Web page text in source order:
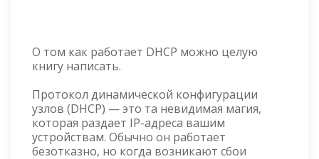
О том как работает DHCP можно целую
книгу написать.
Протокол динамической конфигурации
узлов (DHCP) — это та невидимая магия,
которая раздает IP-адреса вашим
устройствам. Обычно он работает
безотказно, но когда возникают сбои